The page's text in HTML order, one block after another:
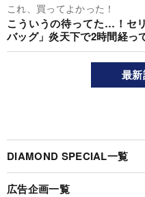
これ、買ってよかった！
こういうの待ってた…！セ
バッグ」炎天下で2時間経っ
最
DIAMOND SPECIAL一覧
広告企画一覧